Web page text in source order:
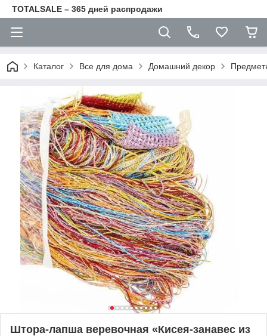
TOTALSALE – 365 дней распродажи
Каталог Все для дома Домашний декор
Штора-лапша веревочная «Кисея-занавес из